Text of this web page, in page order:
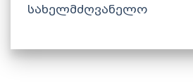
სახელმძღვანელო